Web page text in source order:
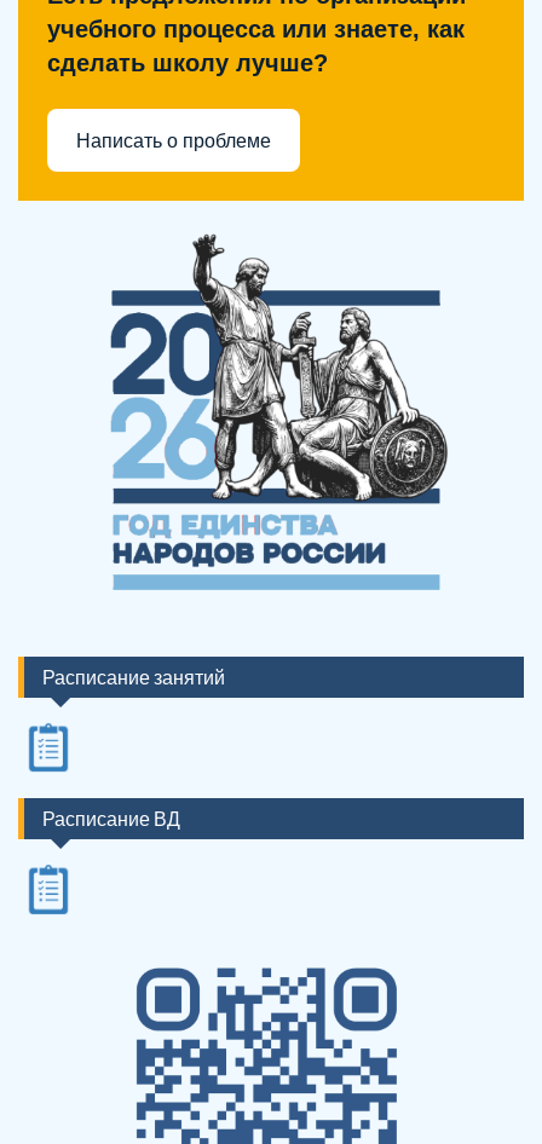
учебного процесса или знаете, как
сделать школу лучше?
Написать о проблеме
Расписание занятий
Расписание ВД